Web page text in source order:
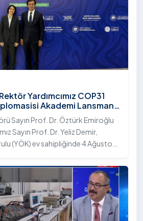
değerlendirildi.
Yardımcımız COP31
Akademi Lansmanı
Sayın Prof. Dr. Öztürk Emiroğlu
Sayın Prof. Dr. Yeliz Demir,
(YÖK) ev sahipliğinde 4 Ağustos
Lansmanı” programına